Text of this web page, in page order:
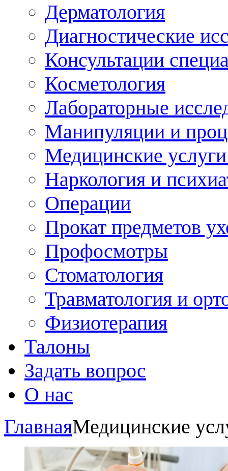
Дерматология
Диагностические
Консультации
Косметология
Лабораторные
Манипуляции и
Медицинские
Наркология и
Операции
Прокат предметов
Профосмотры
Стоматология
Травматология и
Физиотерапия
Талоны
Задать вопрос
О нас
ГлавнаяМедицинские